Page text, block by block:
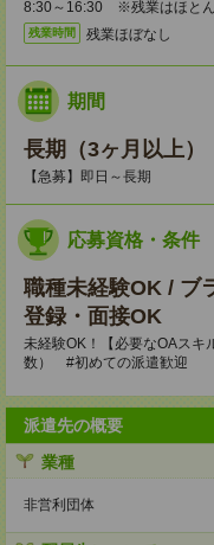
8:30～16:30 ※残業はほとん
残業時間 残業ほぼなし
期間
長期（3ヶ月以上）
【急募】即日～長期
応募資格・条件
職種未経験OK / ブ
登録・面接OK
未経験OK！【必要なOAスキ
数） #初めての派遣歓迎
派遣先の概要
業種
非営利団体